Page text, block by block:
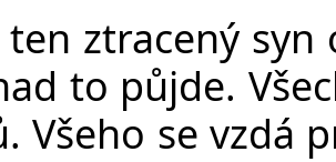
ztracený
to půjde.
Všeho se vzdá